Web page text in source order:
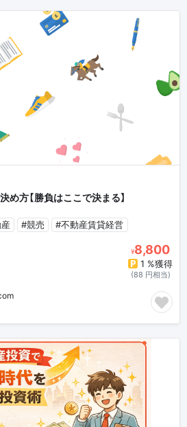
方【勝負はここで決まる】
#競売 #不動産賃貸経営
¥8,800
1 %獲得
(88 円相当)